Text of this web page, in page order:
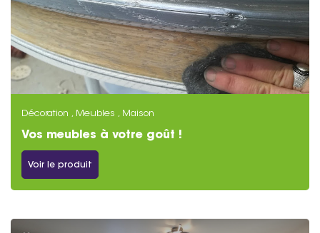
Décoration , Meubles , Maison
Vos meubles à votre goût !
Voir le produit